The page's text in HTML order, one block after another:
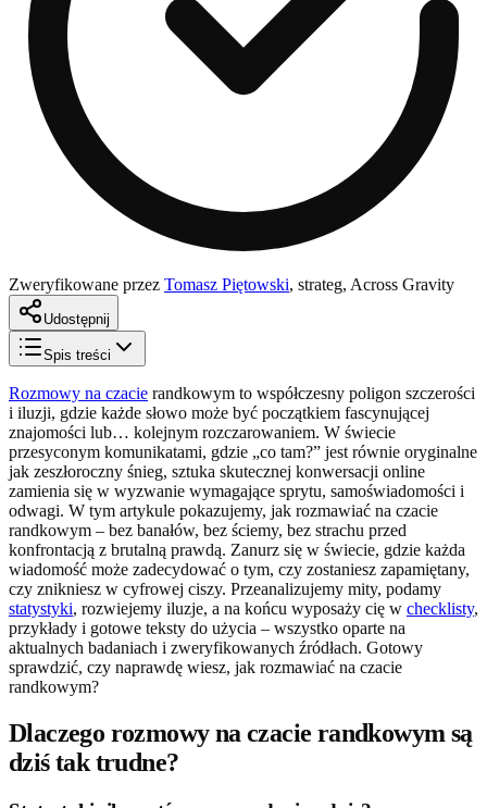
Zweryfikowane przez Tomasz Piętowski, strateg, Across Gravity
Udostępnij
Spis treści
Rozmowy na czacie randkowym to współczesny poligon szczerości
i iluzji, gdzie każde słowo może być początkiem fascynującej
znajomości lub… kolejnym rozczarowaniem. W świecie
przesyconym komunikatami, gdzie „co tam?” jest równie oryginalne
jak zeszłoroczny śnieg, sztuka skutecznej konwersacji online
zamienia się w wyzwanie wymagające sprytu, samoświadomości i
odwagi. W tym artykule pokazujemy, jak rozmawiać na czacie
randkowym – bez banałów, bez ściemy, bez strachu przed
konfrontacją z brutalną prawdą. Zanurz się w świecie, gdzie każda
wiadomość może zadecydować o tym, czy zostaniesz zapamiętany,
czy znikniesz w cyfrowej ciszy. Przeanalizujemy mity, podamy
statystyki, rozwiejemy iluzje, a na końcu wyposaży cię w checklisty,
przykłady i gotowe teksty do użycia – wszystko oparte na
aktualnych badaniach i zweryfikowanych źródłach. Gotowy
sprawdzić, czy naprawdę wiesz, jak rozmawiać na czacie
randkowym?
Dlaczego rozmowy na czacie randkowym są
dziś tak trudne?